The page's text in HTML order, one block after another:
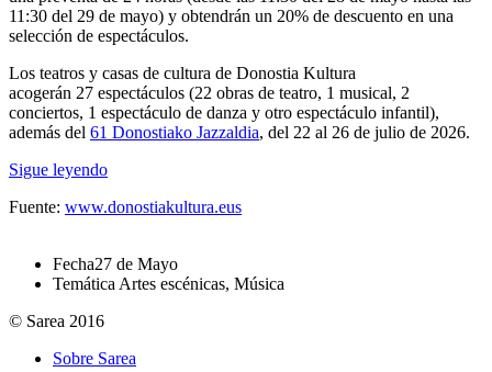
11:30 del 29 de mayo) y obtendrán un 20% de descuento en una
selección de espectáculos.
Los teatros y casas de cultura de Donostia Kultura
acogerán 27 espectáculos (22 obras de teatro, 1 musical, 2
conciertos, 1 espectáculo de danza y otro espectáculo infantil),
además del 61 Donostiako Jazzaldia, del 22 al 26 de julio de 2026.
Sigue leyendo
Fuente: www.donostiakultura.eus
Fecha27 de Mayo
TemáticaArtes escénicas, Música
© Sarea 2016
Sobre Sarea